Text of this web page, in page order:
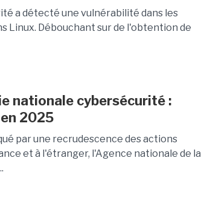
a détecté une vulnérabilité dans les
Linux. Débouchant sur de l'obtention de
nationale cybersécurité :
2025
par une recrudescence des actions
et à l'étranger, l'Agence nationale de la